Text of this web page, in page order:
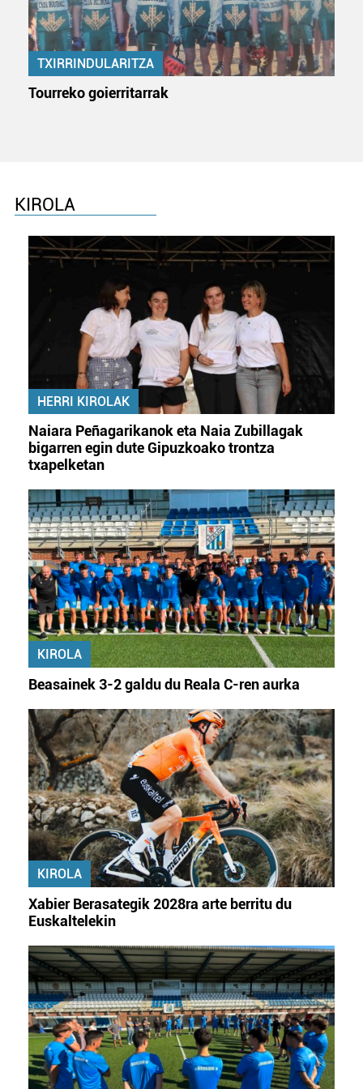
neurtzeko, jendeari buruzko informazioa biltzeko eta
produktuak garatzeko. Zure datuak nork eta zertarako
erabiltzen dituen hauta dezakezu.
interes komertzial legitimoetan babesten dira. Ikusi gure
Lortu zure datu pertsonalak prozesatzeko moduari
buruzko informazio gehiago eta ezarri zure lehentasunak
datuen atalean. Edozein unetan alda edo ken dezakezu
zure baimena Cookieen adierazpenean.
Webgune honek cookie propioak eta hirugarrenen cookie-
fitxategiak erabiltzen ditu. Zure esperientzia eta
zerbitzuak hobetzeko asmoz, cookie teknologiaz
baliatzen gara. Ohar hau onartuz gero, teknologia hori
erabiltzeko baimen esplizitua ematen diguzu.Gehiago
irakurri
TXIRRINDULARITZA
Tourreko goierritarrak
KIROLA
HERRI KIROLAK
Naiara Peñagarikanok eta Naia Zubillagak
bigarren egin dute Gipuzkoako trontza
txapelketan
KIROLA
Beasainek 3-2 galdu du Reala C-ren aurka
KIROLA
Xabier Berasategik 2028ra arte berritu du
Euskaltelekin